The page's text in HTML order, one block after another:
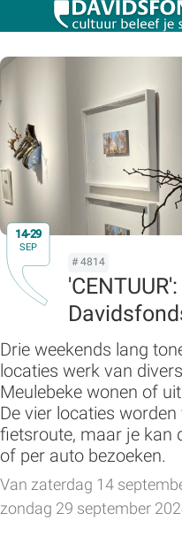
14-29
SEP
# 4814
Drie weekends lang
locaties werk van
Meulebeke wonen of
De vier locaties
fietsroute, maar je kan
of per auto bezoeken.
Van zaterdag 14
zondag 29 september
Zoek: